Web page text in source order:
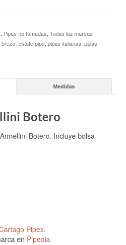
, Pipas no fumadas, Todas las marcas
brezo, estate pipe, pipas italianas, pipas
Medidas
Botero
Botero. Incluye bolsa
Pipes.
en Pipedia